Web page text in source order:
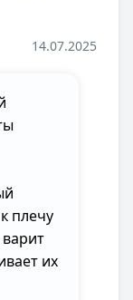
14.07.2025
плечу
их